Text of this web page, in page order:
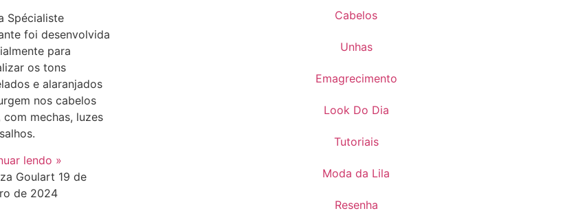
Spécialiste
foi desenvolvida
para
os tons
e alaranjados
nos cabelos
com mechas, luzes
lendo »
Goulart 19 de
de 2024
Cabelos
Unhas
Emagrecimento
Look Do Dia
Tutoriais
Moda da Lila
Resenha